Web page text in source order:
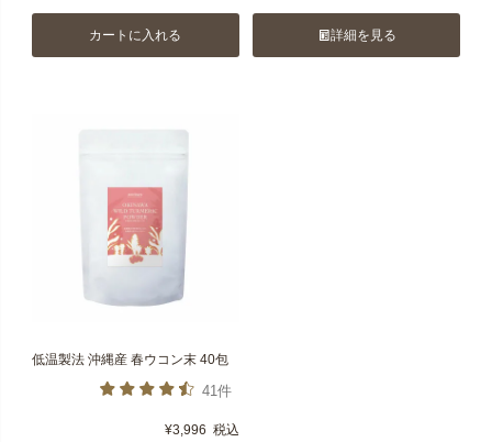
カートに入れる 詳細を見る
低温製法 沖縄産 春ウコン末 40包
41件
¥3,996 税込